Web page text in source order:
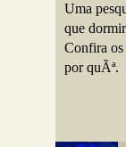
Uma
que
Confira os
por quÃª.